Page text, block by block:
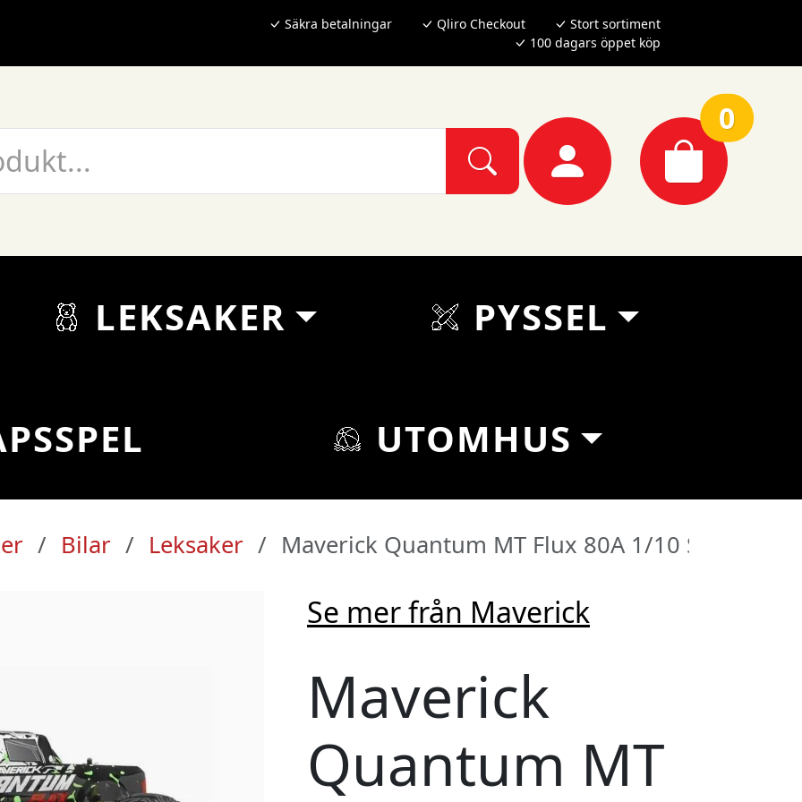
Säkra betalningar Qliro Checkout
Stort sortiment
100 dagars öppet köp
0
LEKSAKER PYSSEL
UTOMHUS
Bilar Leksaker Maverick Quantum MT Flux 80A 1/10 Scale
leksaker online
Se mer från Maverick
Maverick
Quantum MT